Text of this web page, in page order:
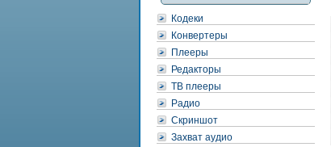
Кодеки
Конвертеры
Плееры
Редакторы
ТВ плееры
Радио
Скриншот
Захват аудио